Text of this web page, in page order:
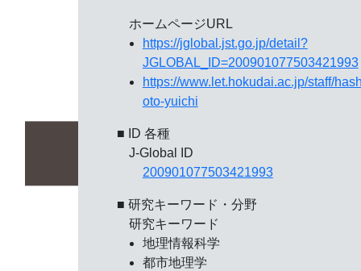
ホームページURL
https://jglobal.jst.go.jp/detail?
JGLOBAL_ID=200901077503421993
https://www.let.hokudai.ac.jp/staff/
oto-yuichi
■ ID 各種
J-Global ID
200901077503421993
■ 研究キーワード・分野
研究キーワード
地理情報科学
都市地理学